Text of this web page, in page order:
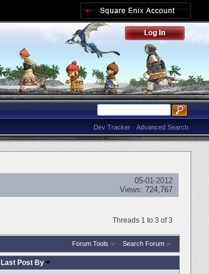
Advanced Search
Dev Tracker
05-01-2012
Views: 724,767
Threads 1 to 3 of 3
Forum Tools Search Forum
Last Post By